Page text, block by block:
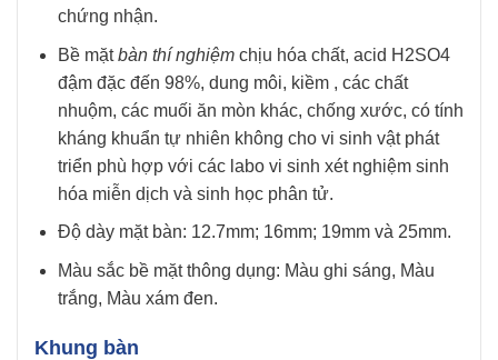
chứng nhận.
Bề mặtbàn thí nghiệmchịu hóa chất, acid H2SO4
đậm đặc đến 98%, dung môi, kiềm , các chất
nhuộm, các muối ăn mòn khác, chống xước, có tính
kháng khuẩn tự nhiên không cho vi sinh vật phát
triển phù hợp với các labo vi sinh xét nghiệm sinh
hóa miễn dịch và sinh học phân tử.
Độ dày mặt bàn: 12.7mm; 16mm; 19mm và 25mm.
Màu sắc bề mặt thông dụng: Màu ghi sáng, Màu
trắng, Màu xám đen.
Khung bàn